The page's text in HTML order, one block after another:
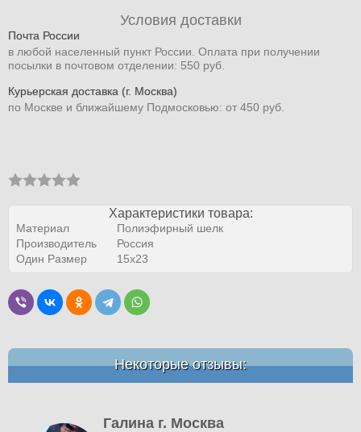
Условия доставки
Почта России
в любой населенный пункт России. Оплата при получении
посылки в почтовом отделении: 550 руб.
Курьерская доставка (г. Москва)
по Москве и ближайшему Подмосковью: от 450 руб.
Характеристики товара:
Материал
Полиэфирный шелк
Производитель
Россия
Один Размер
15х23
Некоторые отзывы:
Галина г. Москва